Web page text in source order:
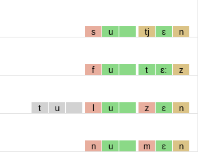
s u tj ɛ n
f u t ɛː z
t u l u z ɛ n
n u m ɛ n